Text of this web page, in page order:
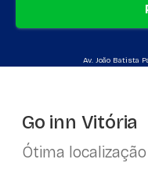
Av. João Batista
Go inn Vitória
Ótima